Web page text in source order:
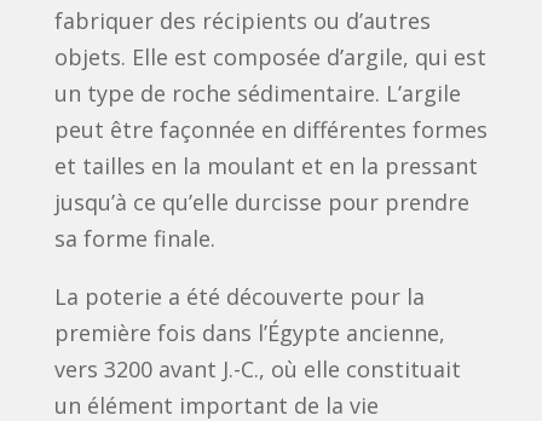
fabriquer des récipients ou d’autres
objets. Elle est composée d’argile, qui est
un type de roche sédimentaire. L’argile
peut être façonnée en différentes formes
et tailles en la moulant et en la pressant
jusqu’à ce qu’elle durcisse pour prendre
sa forme finale.
La poterie a été découverte pour la
première fois dans l’Égypte ancienne,
vers 3200 avant J.-C., où elle constituait
un élément important de la vie